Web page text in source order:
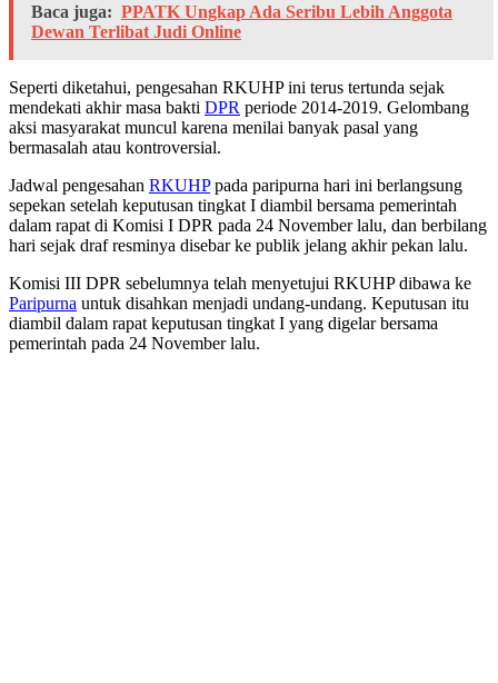
Baca juga: PPATK Ungkap Ada Seribu Lebih Anggota
Dewan Terlibat Judi Online
Seperti diketahui, pengesahan RKUHP ini terus tertunda sejak
mendekati akhir masa bakti DPR periode 2014-2019. Gelombang
aksi masyarakat muncul karena menilai banyak pasal yang
bermasalah atau kontroversial.
Jadwal pengesahan RKUHPpada paripurna hari ini berlangsung
sepekan setelah keputusan tingkat I diambil bersama pemerintah
dalam rapat di Komisi I DPR pada 24 November lalu, dan berbilang
hari sejak draf resminya disebar ke publik jelang akhir pekan lalu.
Komisi III DPR sebelumnya telah menyetujui RKUHP dibawa ke
Paripurna untuk disahkan menjadi undang-undang. Keputusan itu
diambil dalam rapat keputusan tingkat I yang digelar bersama
pemerintah pada 24 November lalu.